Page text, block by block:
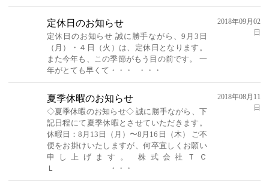
定休日のお知らせ
定休日のお知らせ 誠に勝手ながら、9月3日
（月）・４日（火）は、定休日となります。
また今年も、この季節がもう目の前です。 一
年がとても早くて・・・ ・・・
2018年09月02
日
夏季休暇のお知らせ
◇夏季休暇のお知らせ◇ 誠に勝手ながら、下
記日程にて夏季休暇とさせていただきます。
休暇日：8月13日（月）〜8月16日（木） ご不
便をお掛けいたしますが、何卒宜しくお願い
申し上げます。 株式会社ＴＣ
Ｌ ・・・
2018年08月11
日